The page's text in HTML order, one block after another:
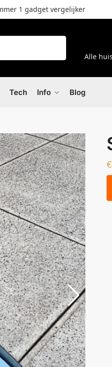
1 gadget vergelijker
Alle
Tech Info Blog
€